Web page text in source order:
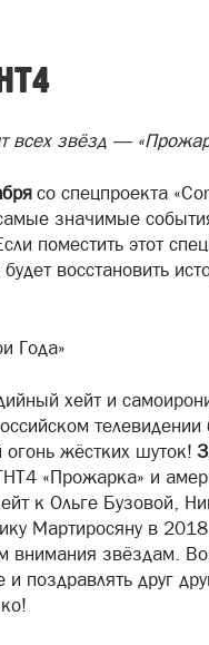
всех звёзд —
со спецпроекта
значимые
поместить этот
восстановить
Года»
хейт и
телевидении
жёстких шуток!
«Прожарка» и
к Ольге Бузовой,
Мартиросяну в
внимания звёздам.
поздравлять друг